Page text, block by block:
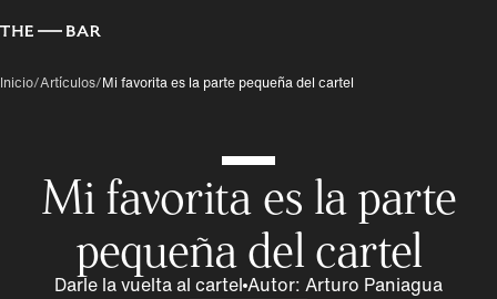
Inicio/Artículos/Mi favorita es la parte pequeña del cartel
Mi favorita es la parte
pequeña del cartel
Darle la vuelta al cartel Autor: Arturo Paniagua